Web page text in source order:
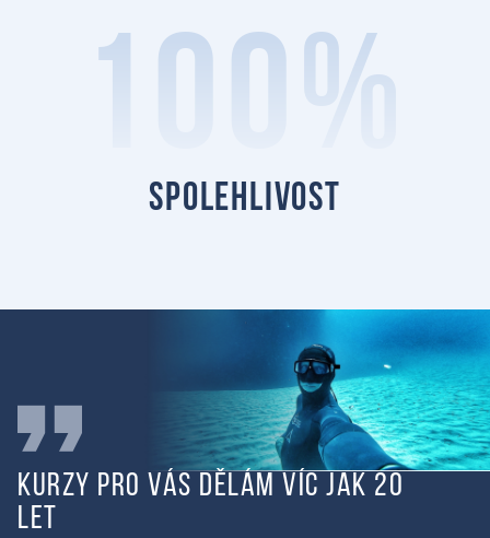
100%
spolehlivost
Kurzy pro vás dělám víc jak 20
let